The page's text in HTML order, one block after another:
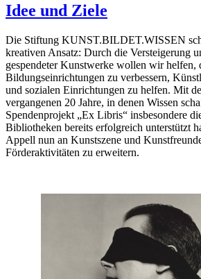
Idee und Ziele
Die Stiftung KUNST.BILDET.WISSEN
kreativen Ansatz: Durch die Versteigerung
gespendeter Kunstwerke wollen wir helfen,
Bildungseinrichtungen zu verbessern,
und sozialen Einrichtungen zu helfen. Mit
vergangenen 20 Jahre, in denen Wissen
Spendenprojekt „Ex Libris“ insbesondere
Bibliotheken bereits erfolgreich unterstützt
Appell nun an Kunstszene und
Förderaktivitäten zu erweitern.